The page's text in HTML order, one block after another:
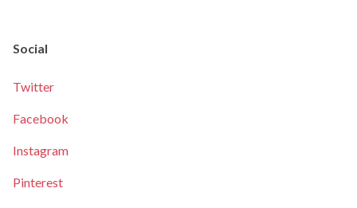
Social
Twitter
Facebook
Instagram
Pinterest